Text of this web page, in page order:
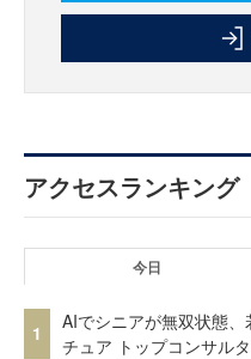
アクセスランキング
今日
1
AIでシニアが無双状態
チュア トップコンサル